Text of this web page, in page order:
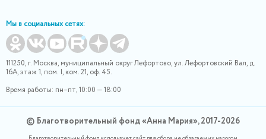
Мы в социальных сетях:
111250, г. Москва, муниципальный округ Лефортово, ул. Лефортовский Вал, д.
16А, этаж 1, пом. I, ком. 21, оф. 45.
Время работы: пн–пт, 10:00 — 18:00
© Благотворительный фонд «Анна Мария», 2017-2026